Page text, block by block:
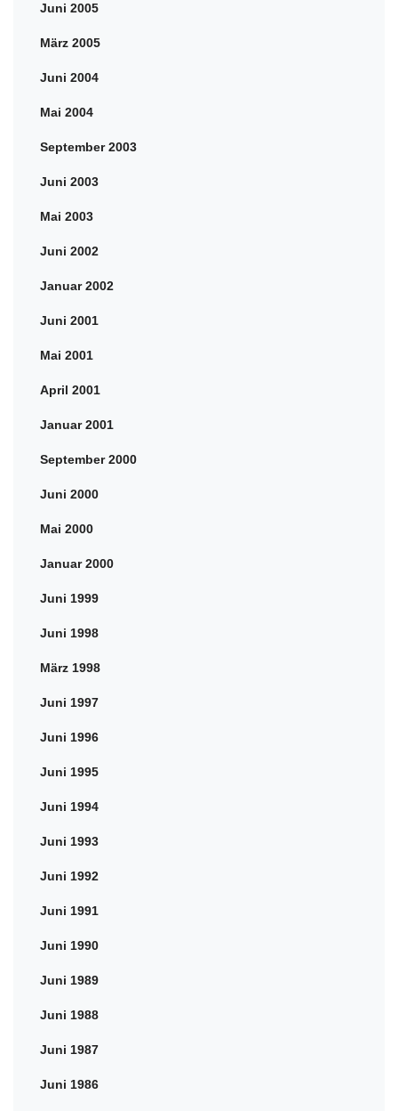
Juni 2005
März 2005
Juni 2004
Mai 2004
September 2003
Juni 2003
Mai 2003
Juni 2002
Januar 2002
Juni 2001
Mai 2001
April 2001
Januar 2001
September 2000
Juni 2000
Mai 2000
Januar 2000
Juni 1999
Juni 1998
März 1998
Juni 1997
Juni 1996
Juni 1995
Juni 1994
Juni 1993
Juni 1992
Juni 1991
Juni 1990
Juni 1989
Juni 1988
Juni 1987
Juni 1986